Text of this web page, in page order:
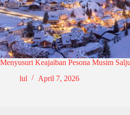
Menyusuri Keajaiban Pesona Musim
lul
April 7, 2026